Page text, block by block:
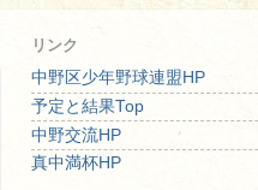
リンク
中野区少年野球連盟HP
予定と結果Top
中野交流HP
真中満杯HP